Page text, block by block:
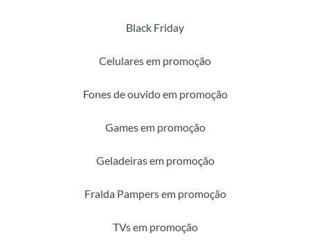
Black Friday
Celulares em promoção
Fones de ouvido em promoção
Games em promoção
Geladeiras em promoção
Fralda Pampers em promoção
TVs em promoção